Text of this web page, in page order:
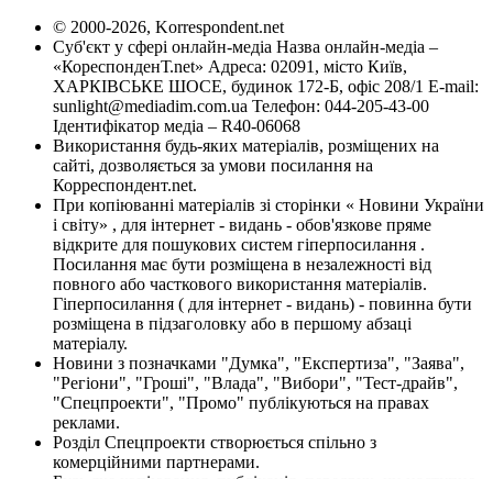
© 2000-2026, Korrespondent.net
Суб'єкт у сфері онлайн-медіа Назва онлайн-медіа –
«КореспонденТ.net» Адреса: 02091, місто Київ,
ХАРКІВСЬКЕ ШОСЕ, будинок 172-Б, офіс 208/1 E-mail:
sunlight@mediadim.com.ua Телефон: 044-205-43-00
Ідентифікатор медіа – R40-06068
Використання будь-яких матеріалів, розміщених на
сайті, дозволяється за умови посилання на
Корреспондент.net.
При копіюванні матеріалів зі сторінки « Новини України
і світу» , для інтернет - видань - обов'язкове пряме
відкрите для пошукових систем гіперпосилання .
Посилання має бути розміщена в незалежності від
повного або часткового використання матеріалів.
Гіперпосилання ( для інтернет - видань) - повинна бути
розміщена в підзаголовку або в першому абзаці
матеріалу.
Новини з позначками "Думка", "Експертиза", "Заява",
"Регіони", "Гроші", "Влада", "Вибори", "Тест-драйв",
"Спецпроекти", "Промо" публікуються на правах
реклами.
Розділ Спецпроекти створюється спільно з
комерційними партнерами.